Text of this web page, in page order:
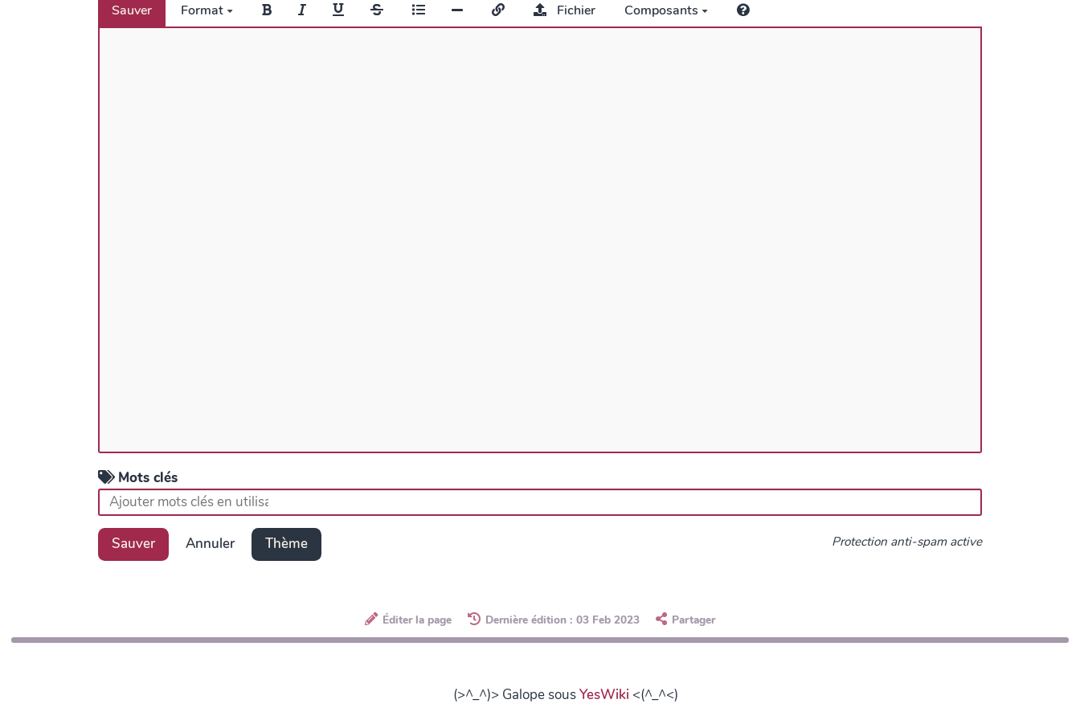
Sauver Format Fichier Composants
Mots clés
Sauver Annuler Thème Protection anti-spam active
Éditer la page Dernière édition : 03 Feb 2023 Partager
(>^_^)> Galope sousYesWiki <(^_^<)